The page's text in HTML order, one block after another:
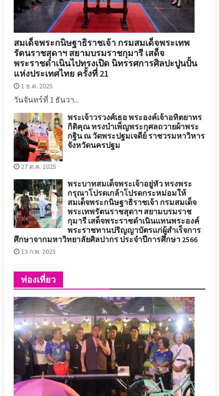
สมเด็จพระกนิษฐาธิราชเจ้า กรมสมเด็จพระเทพ
รัตนราชสุดาฯ สยามบรมราชกุมารี เสด็จ
พระราชดำเนินไปทรงเปิด นิทรรศการศิลปะปูนปั้น
แห่งประเทศไทย ครั้งที่ 21
1 ธ.ค. 2025
วันจันทร์ที่ 1 ธันวา...
พระเจ้าวรวงศ์เธอ พระองค์เจ้าอทิตยาทร
กิติคุณ ทรงบำเพ็ญพระกุศลถวายผ้าพระ
กฐิน ณ วัดพระปฐมเจดีย์ ราชวรมหาวิหาร
จังหวัดนครปฐม
27 ต.ค. 2025
พระบาทสมเด็จพระเจ้าอยู่หัว ทรงพระ
กรุณาโปรดเกล้าโปรดกระหม่อมให้
สมเด็จพระกนิษฐาธิราชเจ้า กรมสมเด็จ
พระเทพรัตนราชสุดาฯ สยามบรมราช
กุมารี เสด็จพระราชดำเนินแทนพระองค์
พระราชทานปริญญาบัตรแก่ผู้สำเร็จการ
ศึกษาจากมหาวิทยาลัยศิลปากร ประจำปีการศึกษา 2566
13 ก.พ. 2025
ท่องเที่ยว